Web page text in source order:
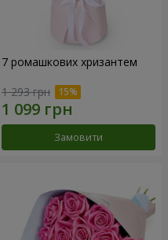
7 ромашкових хризантем
1 293 грн
Замовити